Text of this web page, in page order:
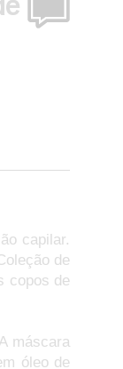
capilar.
de
copos de
máscara
óleo de